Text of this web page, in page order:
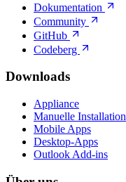
Dokumentation
Community
GitHub
Codeberg
Downloads
Appliance
Manuelle Installation
Mobile Apps
Desktop-Apps
Outlook Add-ins